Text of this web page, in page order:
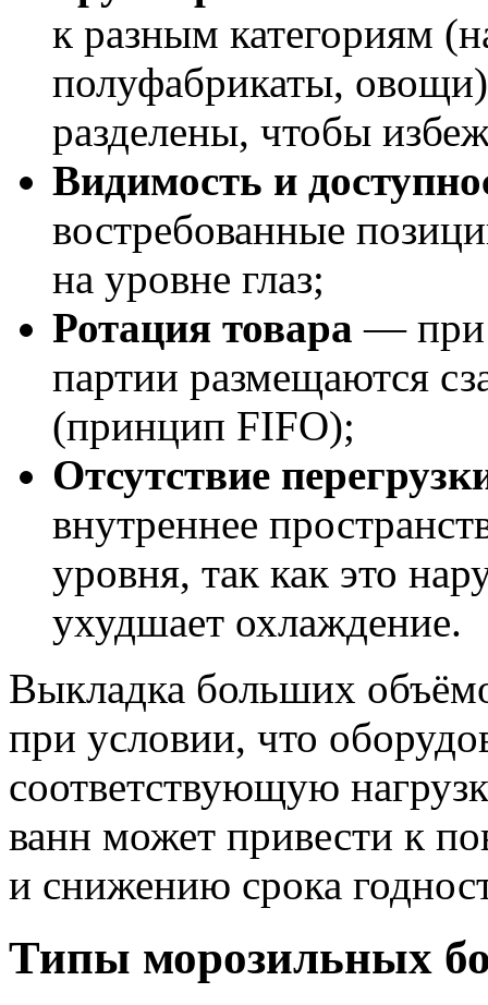
к разным категориям
полуфабрикаты,
разделены, чтобы
Видимость и
востребованные
на уровне глаз;
Ротация товара — при
партии размещаются
(принцип FIFO);
Отсутствие
внутреннее
уровня, так как это
ухудшает охлаждение.
Выкладка больших
при условии, что
соответствующую
ванн может привести к
и снижению срока
Типы морозильных